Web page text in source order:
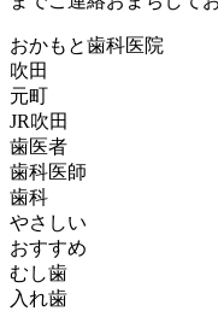
おかもと歯科医院
吹田
元町
JR吹田
歯医者
歯科医師
歯科
やさしい
おすすめ
むし歯
入れ歯